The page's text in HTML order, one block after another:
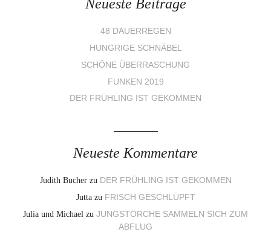
Neueste Beiträge
48 DAUERREGEN
HUNGRIGE SCHNÄBEL
SCHÖNE ÜBERRASCHUNG
FUNKEN 2019
DER FRÜHLING IST GEKOMMEN
Neueste Kommentare
Judith Bucherzu DER FRÜHLING IST GEKOMMEN
Juttazu FRISCH GESCHLÜPFT
Julia und Michael zu JUNGSTÖRCHE SAMMELN SICH ZUM
ABFLUG